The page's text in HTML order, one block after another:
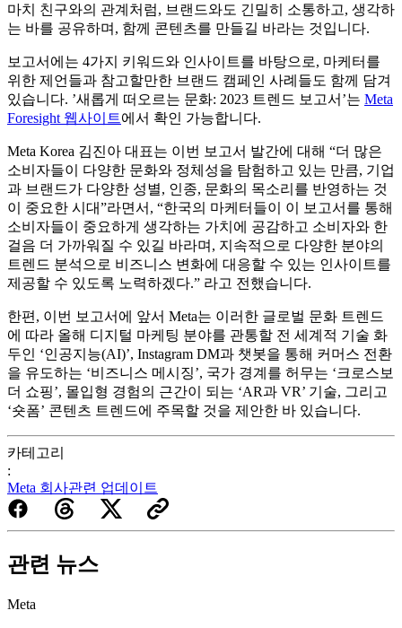
마치 친구와의 관계처럼, 브랜드와도 긴밀히 소통하고, 생각하
는 바를 공유하며, 함께 콘텐츠를 만들길 바라는 것입니다.
보고서에는 4가지 키워드와 인사이트를 바탕으로, 마케터를
위한 제언들과 참고할만한 브랜드 캠페인 사례들도 함께 담겨
있습니다. ’새롭게 떠오르는 문화: 2023 트렌드 보고서’는 Meta
Foresight 웹사이트에서 확인 가능합니다.
Meta Korea 김진아 대표는 이번 보고서 발간에 대해 “더 많은
소비자들이 다양한 문화와 정체성을 탐험하고 있는 만큼, 기업
과 브랜드가 다양한 성별, 인종, 문화의 목소리를 반영하는 것
이 중요한 시대”라면서, “한국의 마케터들이 이 보고서를 통해
소비자들이 중요하게 생각하는 가치에 공감하고 소비자와 한
걸음 더 가까워질 수 있길 바라며, 지속적으로 다양한 분야의
트렌드 분석으로 비즈니스 변화에 대응할 수 있는 인사이트를
제공할 수 있도록 노력하겠다.” 라고 전했습니다.
한편, 이번 보고서에 앞서 Meta는 이러한 글로벌 문화 트렌드
에 따라 올해 디지털 마케팅 분야를 관통할 전 세계적 기술 화
두인 ‘인공지능(AI)’, Instagram DM과 챗봇을 통해 커머스 전환
을 유도하는 ‘비즈니스 메시징’, 국가 경계를 허무는 ‘크로스보
더 쇼핑’, 몰입형 경험의 근간이 되는 ‘AR과 VR’ 기술, 그리고
‘숏폼’ 콘텐츠 트렌드에 주목할 것을 제안한 바 있습니다.
카테고리
:
Meta 회사관련 업데이트
관련 뉴스
Meta